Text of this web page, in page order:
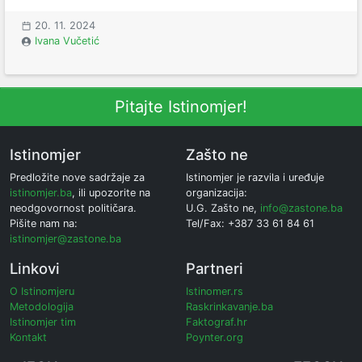
20. 11. 2024
Ivana Vučetić
Pitajte Istinomjer!
Istinomjer
Predložite nove sadržaje za
istinomjer.ba, ili upozorite na
neodgovornost političara.
Pišite nam na:
istinomjer@zastone.ba
Zašto ne
Istinomjer je razvila i uređuje
organizacija:
U.G. Zašto ne, info@zastone.ba
Tel/Fax: +387 33 61 84 61
Linkovi
O Istinomjeru
Metodologija
Istinomjer tim
Kontakt
Partneri
Istinomer.rs
Raskrinkavanje.ba
Faktograf.hr
Poynter.org